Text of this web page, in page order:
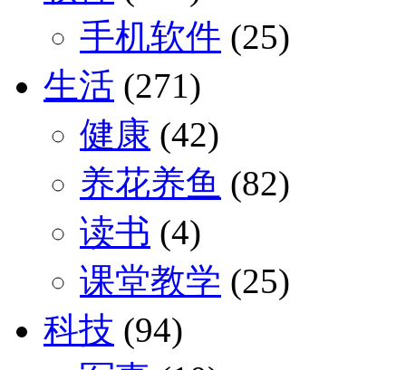
手机软件 (25)
生活 (271)
健康 (42)
养花养鱼 (82)
读书 (4)
课堂教学 (25)
科技 (94)